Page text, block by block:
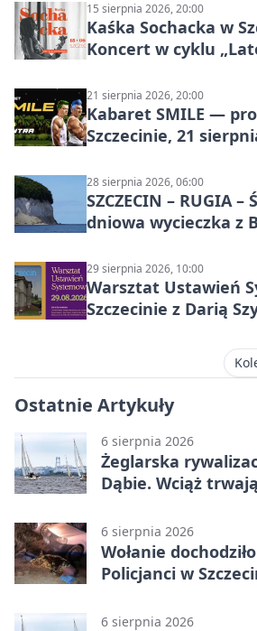
15 sierpnia 2026, 20:00
Kaśka Sochacka w
Koncert w cyklu
21 sierpnia 2026, 20:00
Kabaret SMILE —
Szczecinie, 21
28 sierpnia 2026, 06:00
SZCZECIN – RUGIA –
dniowa wycieczka z
29 sierpnia 2026, 10:00
Warsztat Ustawień
Szczecinie z Darią
Ostatnie Artykuły
6 sierpnia 2026
Żeglarska
Dąbie. Wciąż
6 sierpnia 2026
Wołanie
Policjanci w
6 sierpnia 2026